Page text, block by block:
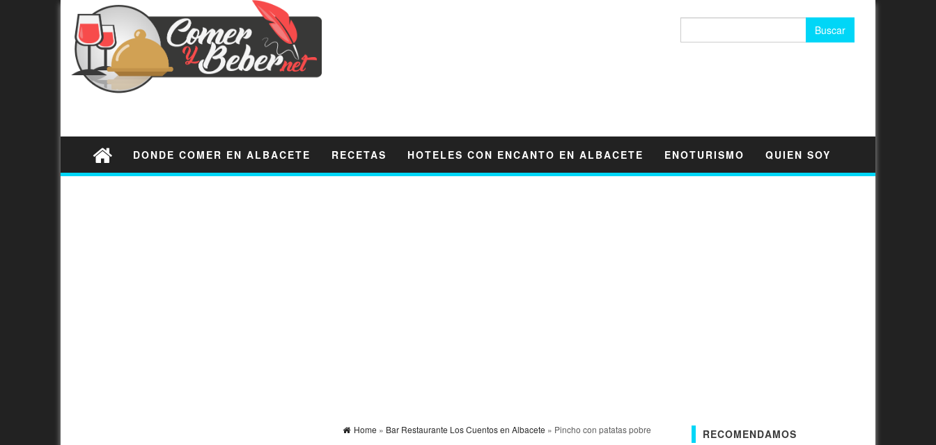
DONDE COMER EN ALBACETE RECETAS HOTELES CON ENCANTO EN ALBACETE ENOTURISMO QUIEN SOY
Home » Bar Restaurante Los Cuentos en Albacete » Pincho con patatas pobre RECOMENDAMOS